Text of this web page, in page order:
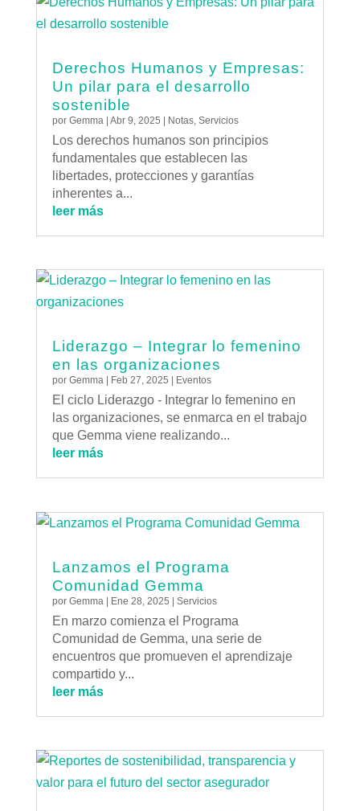
Derechos Humanos y Empresas:
Un pilar para el desarrollo
sostenible
por Gemma| Abr 9, 2025 Notas, Servicios
Los derechos humanos son principios
fundamentales que establecen las
libertades, protecciones y garantías
inherentes a...
leer más
Liderazgo – Integrar lo femenino
en las organizaciones
por Gemma| Feb 27, 2025 Eventos
El ciclo Liderazgo - Integrar lo femenino en
las organizaciones, se enmarca en el trabajo
que Gemma viene realizando...
leer más
Lanzamos el Programa
Comunidad Gemma
por Gemma | Ene 28, 2025 | Servicios
En marzo comienza el Programa
Comunidad de Gemma, una serie de
encuentros que promueven el aprendizaje
compartido y...
leer más